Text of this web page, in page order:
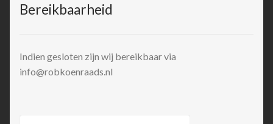
Bereikbaarheid
Indien gesloten zijn wij bereikbaar via
info@robkoenraads.nl